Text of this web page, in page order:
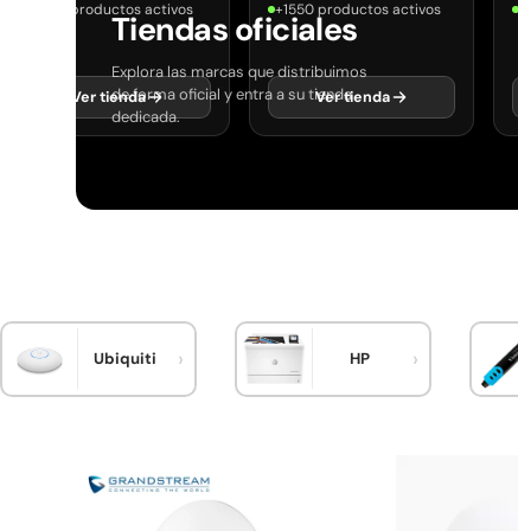
Tiendas oficiales
Explora las marcas que distribuimos
de forma oficial y entra a su tienda
dedicada.
+500 productos activos
Ver tienda
+1550 productos activos
Ver tienda
Ubiquiti HP